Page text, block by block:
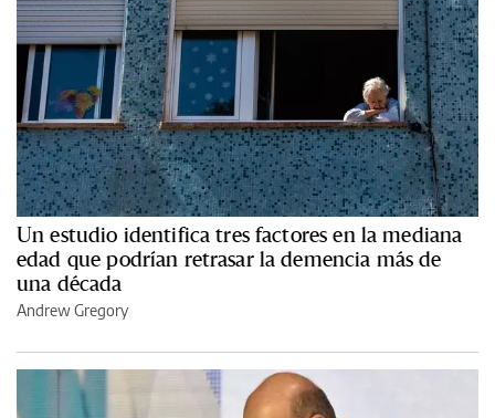
Un estudio identifica tres factores en la mediana
edad que podrían retrasar la demencia más de
una década
Andrew Gregory